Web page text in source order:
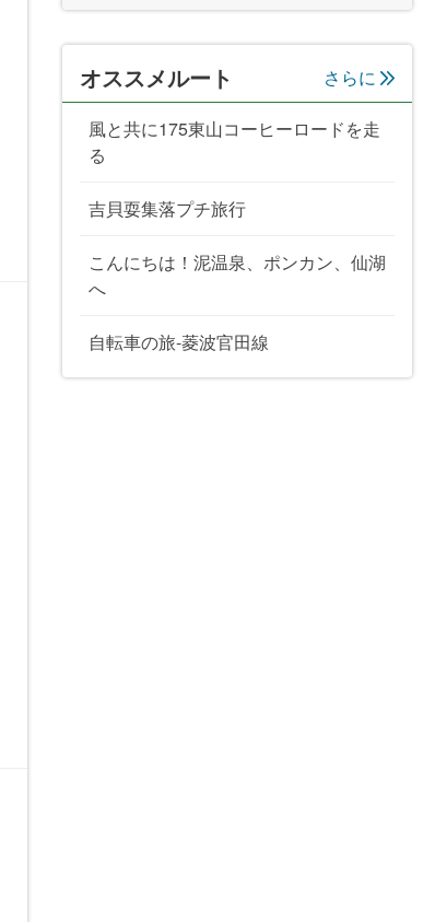
オススメルート さらに
風と共に175東山コーヒーロードを走
る
吉貝耍集落プチ旅行
こんにちは！泥温泉、ポンカン、仙湖
へ
自転車の旅-菱波官田線